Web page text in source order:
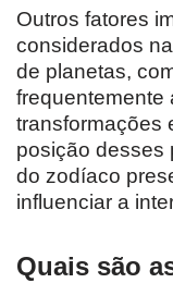
Outros fatores
considerados
de planetas,
frequentemente
transformações
posição desses
do zodíaco
influenciar a
Quais são